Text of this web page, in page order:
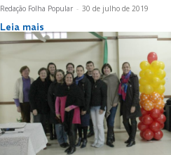
Redação Folha Popular - 30 de julho de 2019
Leia mais